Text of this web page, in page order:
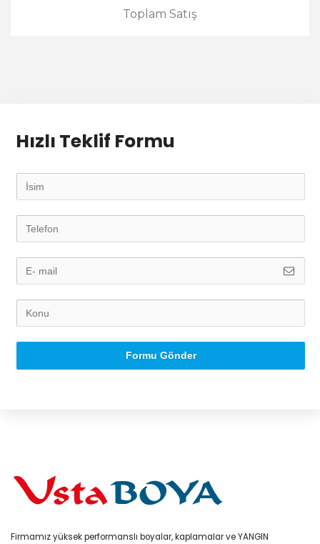
Toplam Satış
Hızlı Teklif Formu
Formu Gönder
Firmamız yüksek performanslı boyalar, kaplamalar ve YANGIN